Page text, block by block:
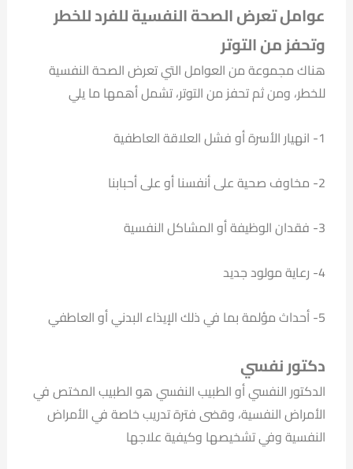
عوامل تعرض الصحة النفسية للفرد للخطر
وتحفز من التوتر
هناك مجموعة من العوامل التي تعرض الصحة النفسية
للخطر، ومن ثم تحفز من التوتر، تشمل أهمها ما يلي
1- انهيار الأسرة أو فشل العلاقة العاطفية
2- مخاوف صحية على أنفسنا أو على أحبابنا
3- فقدان الوظيفة أو المشاكل النفسية
4- رعاية مولود جديد
5- أحداث مؤلمة بما في ذلك الإيذاء البدني أو العاطفي
دكتور نفسي
الدكتور النفسي أو الطبيب النفسي هو الطبيب المختص في
الأمراض النفسية، وقضى فترة تدريب خاصة في الأمراض
النفسية وفي تشخيصها وكيفية علاجها